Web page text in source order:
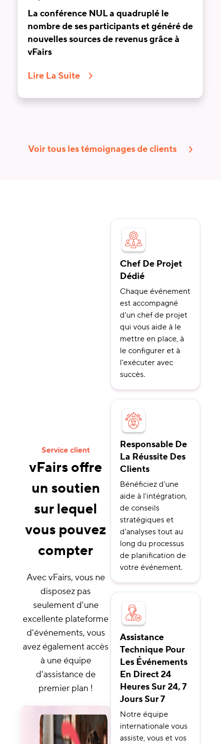
La conférence NUL a quadruplé le
nombre de ses participants et généré de
nouvelles sources de revenus grâce à
vFairs
Lire La Suite
Voir tous les témoignages de clients
Service client
vFairs offre
un soutien
sur lequel
vous pouvez
compter
Avec vFairs, vous ne
disposez pas
seulement d'une
excellente plateforme
d'événements, vous
avez également accès
à une équipe
d'assistance de
premier plan !
Chef De Projet
Dédié
Chaque événement
est accompagné
d'un chef de projet
qui vous aide à le
mettre en place, à
le configurer et à
l'exécuter avec
succès.
Responsable De
La Réussite Des
Clients
Bénéficiez d'une
aide à l'intégration,
de conseils
stratégiques et
d'analyses tout au
long du processus
de planification de
votre événement.
Assistance
Technique Pour
Les Événements
En Direct 24
Heures Sur 24, 7
Jours Sur 7
Notre équipe
internationale vous
assiste, vous et vos